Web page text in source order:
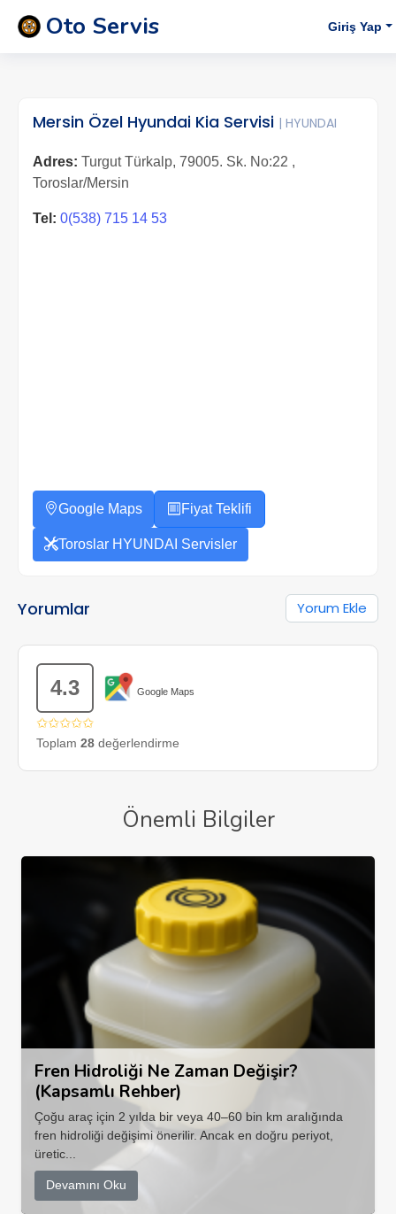
Oto Servis Giriş Yap
Mersin Özel Hyundai Kia Servisi | HYUNDAI
Adres: Turgut Türkalp, 79005. Sk. No:22 ,
Toroslar/Mersin
Tel: 0(538) 715 14 53
Google Maps Fiyat Teklifi
Toroslar HYUNDAI Servisler
Yorumlar Yorum Ekle
4.3 Google Maps
✩✩✩✩✩
Toplam 28 değerlendirme
Önemli Bilgiler
Fren Hidroliği Ne Zaman Değişir?
(Kapsamlı Rehber)
Çoğu araç için 2 yılda bir veya 40–60 bin km aralığında
fren hidroliği değişimi önerilir. Ancak en doğru periyot,
üretic...
Devamını Oku